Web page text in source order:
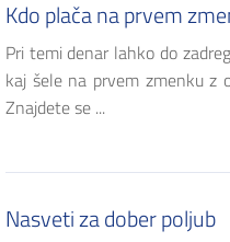
Kdo plača na prvem
Pri temi denar lahko do
kaj šele na prvem zmenku z
Znajdete se ...
Nasveti za dober poljub